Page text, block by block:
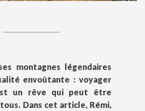
ses montagnes légendaires
envoûtante : voyager
un rêve qui peut être
Dans cet article, Rémi,